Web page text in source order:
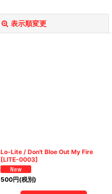
表示順変更
Lo-Lite / Don't Bloe Out My Fire
[LITE-0003]
500円(税別)